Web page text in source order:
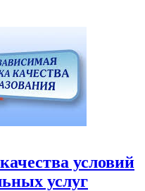
условий
услуг